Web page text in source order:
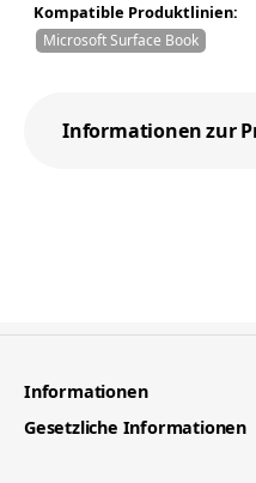
Kompatible Produktlinien:
Microsoft Surface Book
Informationen zur
Informationen
Gesetzliche Informationen